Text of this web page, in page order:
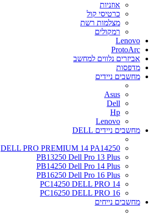
אוזניות
כרטיסי קול
מצלמות רשת
רמקולים
Lenovo
ProtoArc
אביזרים נלווים למחשב
מדפסות
מחשבים ניידים
Asus
Dell
Hp
Lenovo
מחשבים ניידים DELL
DELL PRO PREMIUM 14 PA14250
PB13250 Dell Pro 13 Plus
PB14250 Dell Pro 14 Plus
PB16250 Dell Pro 16 Plus
PC14250 DELL PRO 14
PC16250 DELL PRO 16
מחשבים נייחים